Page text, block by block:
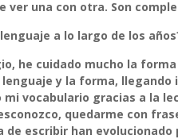
ver una con otra. Son
a lo largo de los
he cuidado mucho la
y la forma, llegando
mi vocabulario gracias a la
quedarme con
escribir han